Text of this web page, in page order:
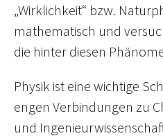
„Wirklichkeit“ bzw.
mathematisch und
die hinter diesen
Physik ist eine wichtige
engen Verbindungen zu
und